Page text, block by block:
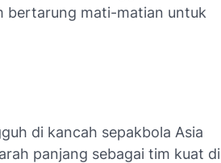
bertarung mati-matian untuk
di kancah sepakbola Asia
panjang sebagai tim kuat di